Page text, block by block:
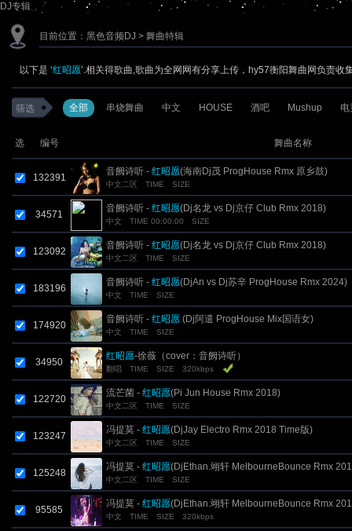
DJ专辑
目前位置： 黑色音频DJ > 舞曲特辑
以下是 ‘红昭愿’.相关得歌曲,歌曲为全网网有分享上传，hy57衡阳舞曲网负责收
筛选 全部 串烧舞曲 中文 HOUSE 酒吧 Mushup 电
选 编号 舞曲名称
132391
音阙诗听 - 红昭愿(海南Dj茂 ProgHouse Rmx 原乡鼓)
中文二区 TIME SIZE
34571
音阙诗听 - 红昭愿(Dj名龙 vs Dj京仔 Club Rmx 2018)
中文 TIME 00:00:00 SIZE
123092
音阙诗听 - 红昭愿(Dj名龙 vs Dj京仔 Club Rmx 2018)
中文二区 TIME SIZE
183196
音阙诗听 - 红昭愿(DjAn vs Dj苏辛 ProgHouse Rmx 2024)
中文 TIME SIZE
174920
音阙诗听 - 红昭愿 (Dj阿遣 ProgHouse Mix国语女)
中文 TIME SIZE
34950
红昭愿-徐薇（cover：音阙诗听）
翻唱 TIME SIZE 320kbps
122720
流芒菌 - 红昭愿(Pi Jun House Rmx 2018)
中文二区 TIME SIZE
123247
冯提莫 - 红昭愿(DjJay Electro Rmx 2018 Time版)
中文二区 TIME SIZE
125248
冯提莫 - 红昭愿(DjEthan.翊轩 MelbourneBounce Rmx
中文二区 TIME SIZE
95585
冯提莫 - 红昭愿(DjEthan.翊轩 MelbourneBounce Rmx
中文 TIME SIZE 320kbps